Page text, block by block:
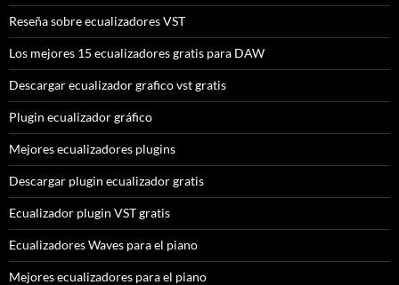
Reseña sobre ecualizadores VST
Los mejores 15 ecualizadores gratis para DAW
Descargar ecualizador grafico vst gratis
Plugin ecualizador gráfico
Mejores ecualizadores plugins
Descargar plugin ecualizador gratis
Ecualizador plugin VST gratis
Ecualizadores Waves para el piano
Mejores ecualizadores para el piano